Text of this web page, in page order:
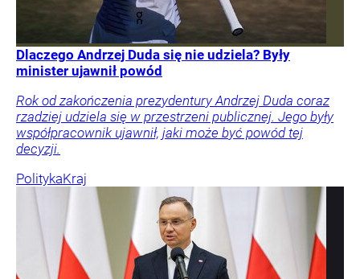
Dlaczego Andrzej Duda się nie udziela? Były
minister ujawnił powód
Rok od zakończenia prezydentury Andrzej Duda coraz
rzadziej udziela się w przestrzeni publicznej. Jego były
współpracownik ujawnił, jaki może być powód tej
decyzji.
PolitykaKraj